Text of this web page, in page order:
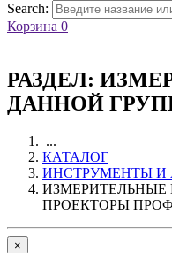
Search:
Корзина 0
РАЗДЕЛ:
ДАННОЙ
...
КАТАЛОГ
ИНСТРУМЕНТЫ И
ПРОЕКТОРЫ
×